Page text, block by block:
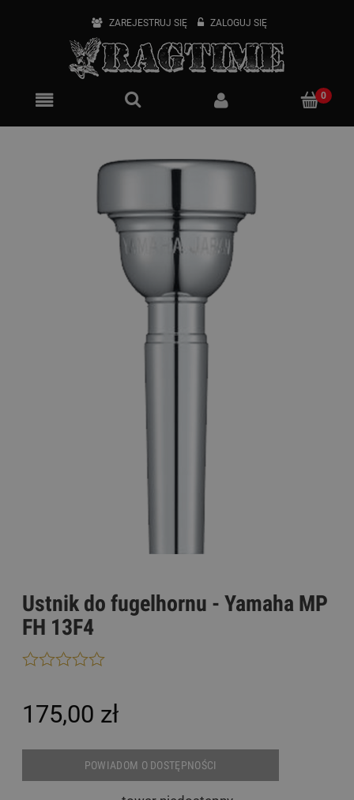
ZAREJESTRUJ SIĘ ZALOGUJ SIĘ
Ustnik do fugelhornu - Yamaha MP
FH 13F4
175,00 zł
POWIADOM O DOSTĘPNOŚCI